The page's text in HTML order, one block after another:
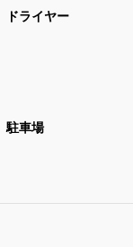
ドライヤー
駐車場